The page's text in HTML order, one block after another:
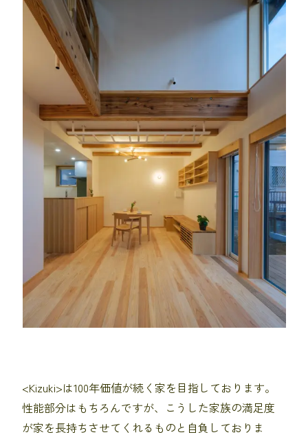
<Kizuki>は100年価値が続く家を目指しております。
性能部分はもちろんですが、こうした家族の満足度
が家を長持ちさせてくれるものと自負しておりま